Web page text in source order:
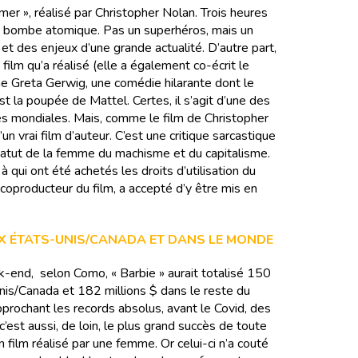
», réalisé par Christopher Nolan. Trois heures
atomique. Pas un superhéros, mais un
des enjeux d’une grande actualité. D’autre part,
qu’a réalisé (elle a également co-écrit le
Greta Gerwig, une comédie hilarante dont le
la poupée de Mattel. Certes, il s’agit d’une des
mondiales. Mais, comme le film de Christopher
vrai film d’auteur. C’est une critique sarcastique
de la femme du machisme et du capitalisme.
qui ont été achetés les droits d’utilisation du
du film, a accepté d’y être mis en
ÉTATS-UNIS/CANADA ET DANS LE MONDE
end, selon Como, « Barbie » aurait totalisé 150
Canada et 182 millions $ dans le reste du
les records absolus, avant le Covid, des
aussi, de loin, le plus grand succès de toute
film réalisé par une femme. Or celui-ci n’a couté